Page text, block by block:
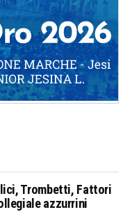
Trombetti, Fattori
azzurrini